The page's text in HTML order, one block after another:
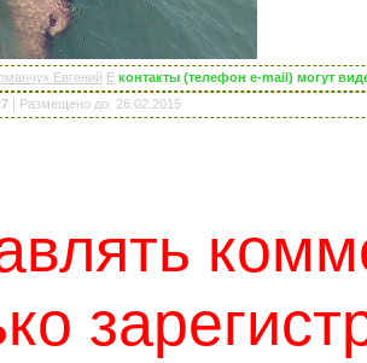
Евгений E контакты (телефон e-mail) могут
| Размещено до: 26.02.2015